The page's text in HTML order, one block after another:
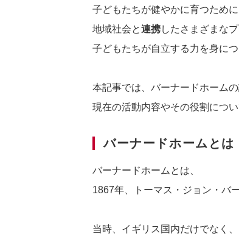
子どもたちが健やかに育つため
地域社会と連携したさまざまな
子どもたちが自立する力を身に
本記事では、バーナードホーム
現在の活動内容やその役割につい
バーナードホームとは
バーナードホームとは、
1867年、トーマス・ジョン・バ
当時、イギリス国内だけでなく、